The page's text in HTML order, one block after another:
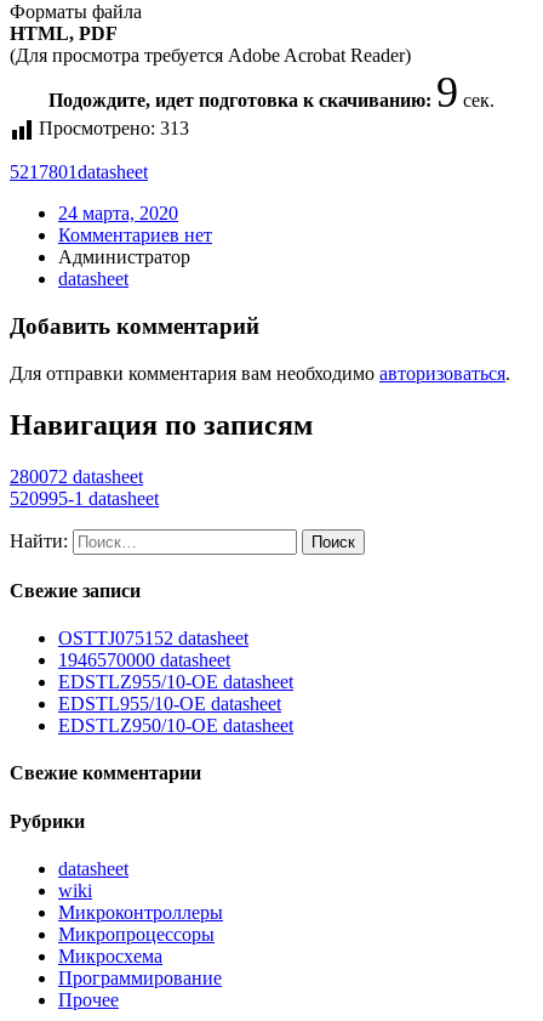
Форматы файла
HTML, PDF
(Для просмотра требуется Adobe Acrobat Reader)
Подождите, идет подготовка к скачиванию: 9 сек.
Просмотрено: 313
5217801datasheet
24 марта, 2020
Комментариев нет
Администратор
datasheet
Добавить комментарий
Для отправки комментария вам необходимо авторизоваться.
Навигация по записям
280072 datasheet
520995-1 datasheet
Найти:
Свежие записи
OSTTJ075152 datasheet
1946570000 datasheet
EDSTLZ955/10-OE datasheet
EDSTL955/10-OE datasheet
EDSTLZ950/10-OE datasheet
Свежие комментарии
Рубрики
datasheet
wiki
Микроконтроллеры
Микропроцессоры
Микросхема
Программирование
Прочее